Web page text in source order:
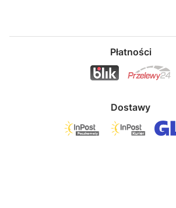
Płatności
Dostawy